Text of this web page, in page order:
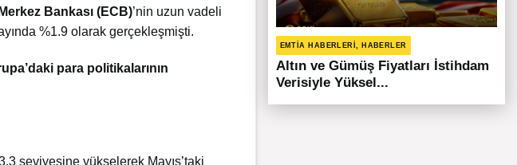
Bankası (ECB)’nin uzun vadeli
%1.9 olarak gerçekleşmişti.
para politikalarının
seviyesine yükselerek Mayıs’taki
EMTIA HABERLERI, HABERLER
Altın ve Gümüş Fiyatları İstihdam
Verisiyle Yüksel...